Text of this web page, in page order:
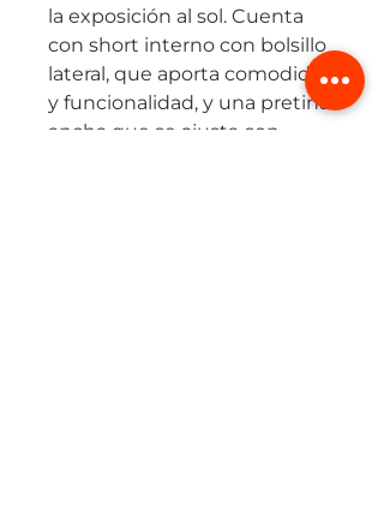
la exposición al sol. Cuenta
con short interno con bolsillo
lateral, que aporta comodidad
y funcionalidad, y una pretina
ancha que se ajusta con